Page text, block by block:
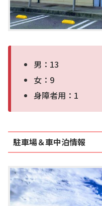
男：13
女：9
身障者用：1
駐車場＆車中泊情報